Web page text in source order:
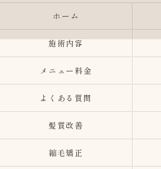
ホーム
施術内容
メニュー料金
よくある質問
髪質改善
縮毛矯正